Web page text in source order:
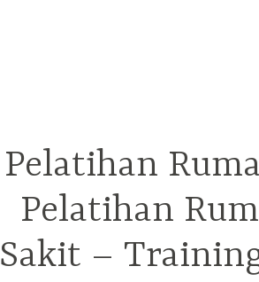
Pelatihan
Pelatihan
Sakit –